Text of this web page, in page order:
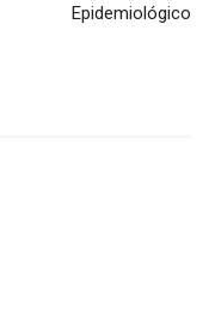
Epidemiológico